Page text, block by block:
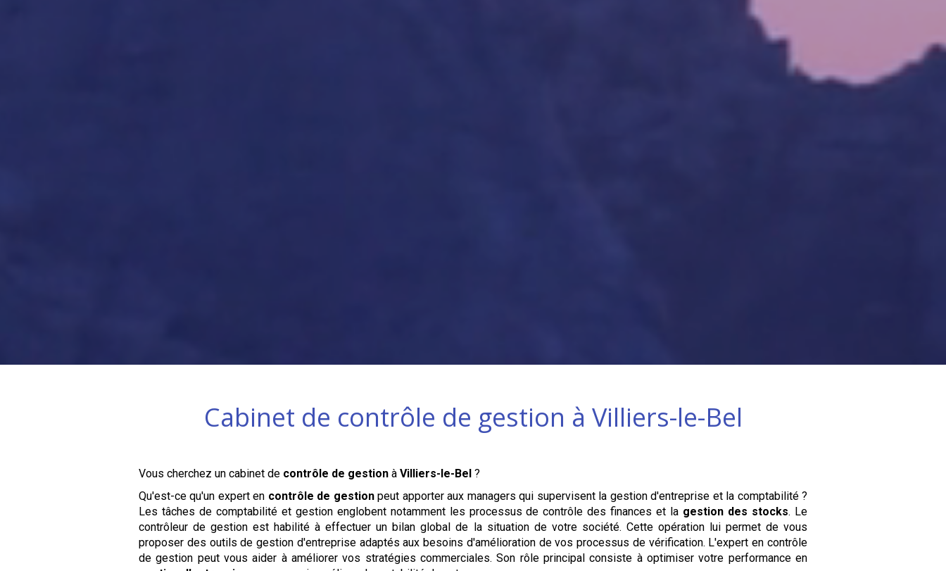
Cabinet de contrôle de gestion à Villiers-le-Bel
Vous cherchez un cabinet de contrôle de gestion àVilliers-le-Bel ?
Qu'est-ce qu'un expert en contrôle de gestionpeut apporter aux managers qui supervisent la gestion d'entreprise et la comptabilité ?
Les tâches de comptabilité et gestion englobent notamment les processus de contrôle des finances et la gestion des stocks. Le
contrôleur de gestion est habilité à effectuer un bilan global de la situation de votre société. Cette opération lui permet de vous
proposer des outils de gestion d'entreprise adaptés aux besoins d'amélioration de vos processus de vérification. L'expert en contrôle
de gestion peut vous aider à améliorer vos stratégies commerciales. Son rôle principal consiste à optimiser votre performance en